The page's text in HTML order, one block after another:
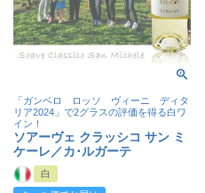
「ガンベロ ロッソ ヴィーニ ディタ
リア2024」で2グラスの評価を得る白ワ
イン！
ソアーヴェ クラッシコ サン ミ
ケーレ／カ･ルガーテ
白